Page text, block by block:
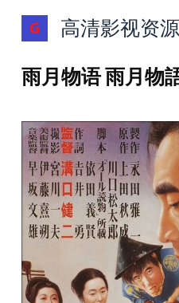
跳
过
容
高清影视资源
雨月物语 雨月物